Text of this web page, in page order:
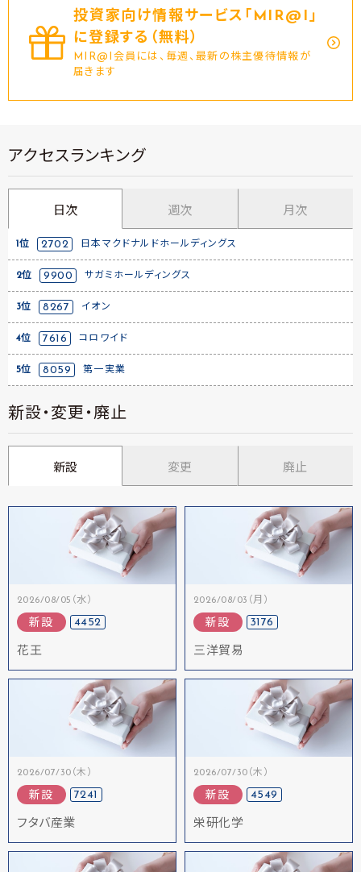
投資家向け情報サービス｢MIR@I｣
に登録する（無料）
MIR@I会員には、毎週、最新の株主優待情報が
届きます
アクセスランキング
日次 週次 月次
1位 2702 日本マクドナルドホールディングス
2位 9900 サガミホールディングス
3位 8267 イオン
4位 7616 コロワイド
5位 8059 第一実業
新設・変更・廃止
新設 変更 廃止
2026/08/05（水）
新設 4452
花王
2026/08/03（月）
新設 3176
三洋貿易
2026/07/30（木）
新設 7241
フタバ産業
2026/07/30（木）
新設 4549
栄研化学